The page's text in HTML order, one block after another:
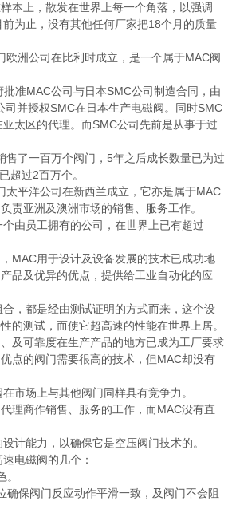
本上，散发在世界上每一个角落，以强调
为止，没有其他任何厂家把18个月的质量
洲公司在比利时成立，是一个属于MAC阀
MAC公司与日本SMC公司制造合同，由
司并授权SMC在日本生产电磁阀。同时SMC
太区的代理。而SMC公司先前是从事于过
了一百万个阀门，5年之后成长数量已为过
超过2百万个。
平洋公司在新西兰成立，它亦是属于MAC
责亚洲及澳洲市场的销售、服务工作。
员工拥有的公司，在世界上已有超过
用于设计及设备发展的技术已成功地
品及优异的优点，提供给工业自动化的应
都是经由测试证明的方式而来，这个设
的测试，而使它超高速的性能在世界上居。
可靠度在生产产品的地方已成为工厂要求
点的阀门需要很高的技术，但MAC却没有
场上与其他阀门同样具有竞争力。
商作销售、服务的工作，而MAC没有直
能力，以确保它是空压阀门技术的。
电磁阀的几个：
保阀门反应动作平滑一致，及阀门不会阻